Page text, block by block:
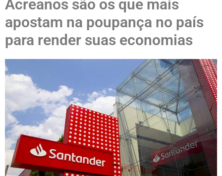
Acreanos são os que mais
apostam na poupança no país
para render suas economias